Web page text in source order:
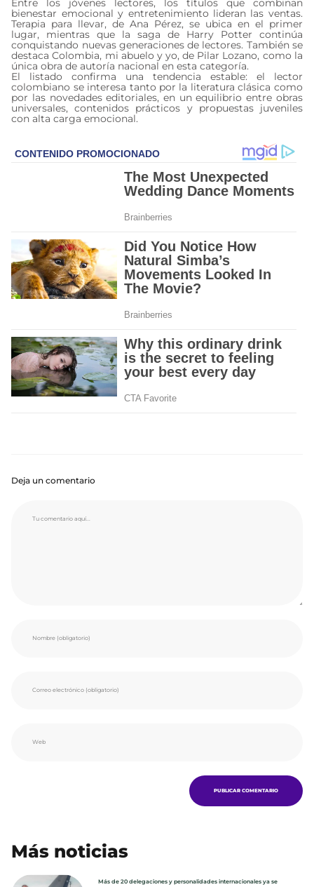
Entre los jóvenes lectores, los títulos que combinan
bienestar emocional y entretenimiento lideran las ventas.
Terapia para llevar, de Ana Pérez, se ubica en el primer
lugar, mientras que la saga de Harry Potter continúa
conquistando nuevas generaciones de lectores. También se
destaca Colombia, mi abuelo y yo, de Pilar Lozano, como la
única obra de autoría nacional en esta categoría.
El listado confirma una tendencia estable: el lector
colombiano se interesa tanto por la literatura clásica como
por las novedades editoriales, en un equilibrio entre obras
universales, contenidos prácticos y propuestas juveniles
con alta carga emocional.
Deja un comentario
Más noticias
Más de 20 delegaciones y personalidades internacionales ya se